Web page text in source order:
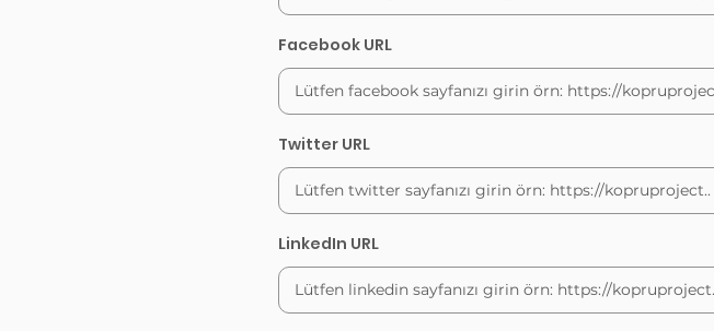
Facebook URL
Twitter URL
LinkedIn URL